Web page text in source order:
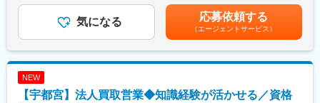
約30年間、椅子のプロフェッショナルとして事業運営する当社に
て業務用家具の製造・納品を担当いただきます。
い都内へ配送する場合もあります。
性があります。月給(月額)は固定手当を含めた表記です。
気になる 応募依頼する
（エージェントサービス）
NEW
【宇都宮】法人買取営業◆知識経験が活かせる／資格